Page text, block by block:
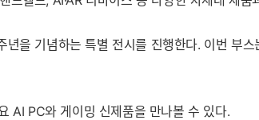
을 기념하는 특별 전시를 진행한다. 이번 부
AI PC와 게이밍 신제품을 만나볼 수 있다.